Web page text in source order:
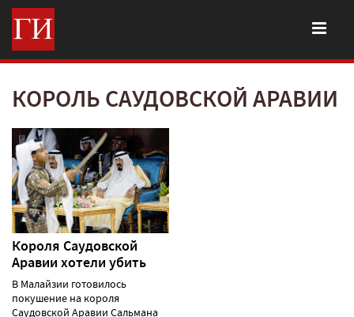
КОРОЛЬ САУДОВСКОЙ АРАВИИ
Короля Саудовской
Аравии хотели убить
В Малайзии готовилось
покушение на короля
Саудовской Аравии Сальмана